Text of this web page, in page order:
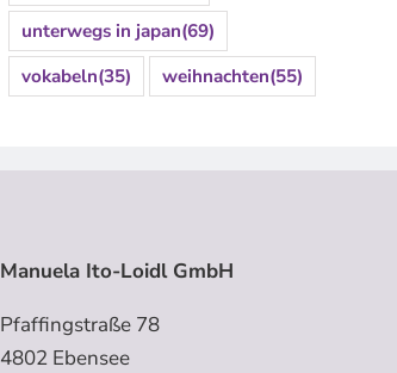
unterwegs in japan(69)
vokabeln(35) weihnachten(55)
Manuela Ito-Loidl GmbH
Pfaffingstraße 78
4802 Ebensee